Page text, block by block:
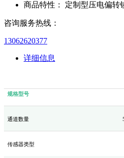
商品特性：
定制型压电偏转
咨询服务热线：
13062620377
详细信息
规格型号
通道数量
传感器类型